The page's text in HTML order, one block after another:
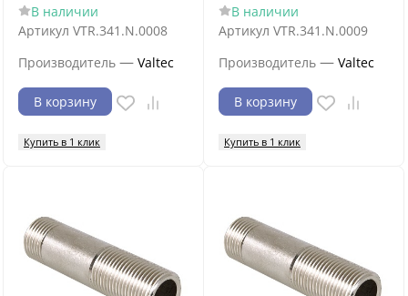
В наличии
Артикул VTR.341.N.0008
Производитель — Valtec
В корзину
Купить в 1 клик
В наличии
Артикул VTR.341.N.0009
Производитель — Valtec
В корзину
Купить в 1 клик